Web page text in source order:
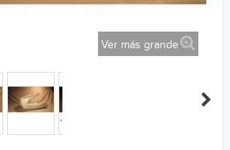
Ver más grande